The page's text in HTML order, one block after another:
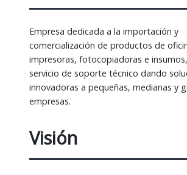
Empresa dedicada a la importación y
comercialización de productos de
impresoras, fotocopiadoras e
servicio de soporte técnico dando
innovadoras a pequeñas, medianas y
empresas.
Visión